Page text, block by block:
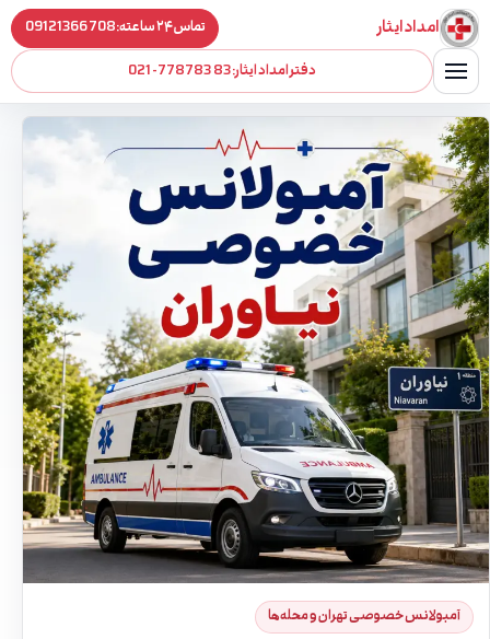
رفتن به محتوا
امداد ایثار تماس ۲۴ ساعته: 09121366708
دفتر امداد ایثار:021-77878383
آمبولانس خصوصی تهران و محله‌ها